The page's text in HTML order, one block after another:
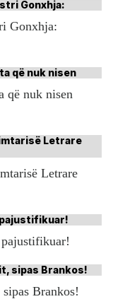
Gonxhja:
që nuk nisen
Letrare
Brankos!